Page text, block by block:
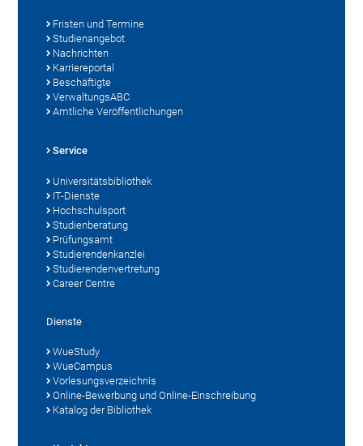
Fristen und Termine
Studienangebot
Nachrichten
Karriereportal
Beschäftigte
VerwaltungsABC
Amtliche Veröffentlichungen
Service
Universitätsbibliothek
IT-Dienste
Hochschulsport
Studienberatung
Prüfungsamt
Studierendenkanzlei
Studierendenvertretung
Career Centre
Dienste
WueStudy
WueCampus
Vorlesungsverzeichnis
Online-Bewerbung und Online-Einschreibung
Katalog der Bibliothek